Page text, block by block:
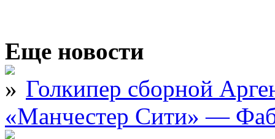
Еще новости
Голкипер сборной
«Манчестер Сити» —